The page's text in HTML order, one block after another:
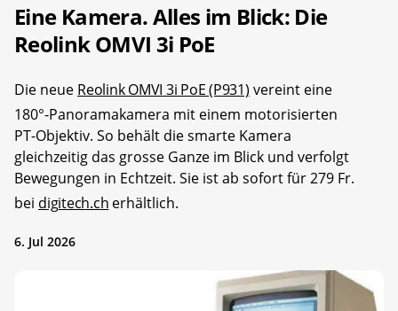
Eine Kamera. Alles im Blick: Die
Reolink OMVI 3i PoE
Die neue Reolink OMVI 3i PoE (P931) vereint eine
180°-Panoramakamera mit einem motorisierten
PT-Objektiv. So behält die smarte Kamera
gleichzeitig das grosse Ganze im Blick und verfolgt
Bewegungen in Echtzeit. Sie ist ab sofort für 279 Fr.
bei digitech.ch erhältlich.
6. Jul 2026